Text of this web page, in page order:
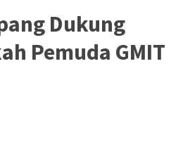
Dukung
Pemuda GMIT